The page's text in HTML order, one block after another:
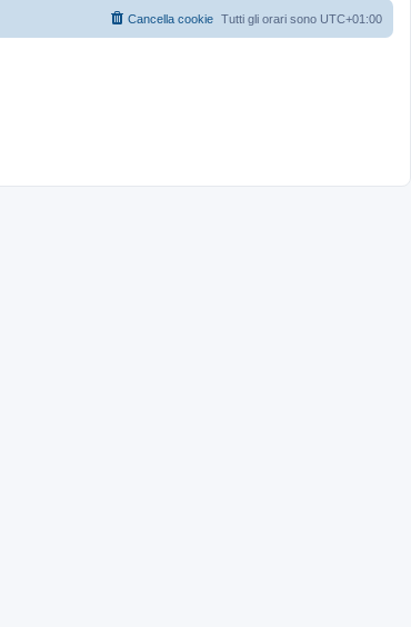
Tutti gli orari sono UTC+01:00
Cancella cookie